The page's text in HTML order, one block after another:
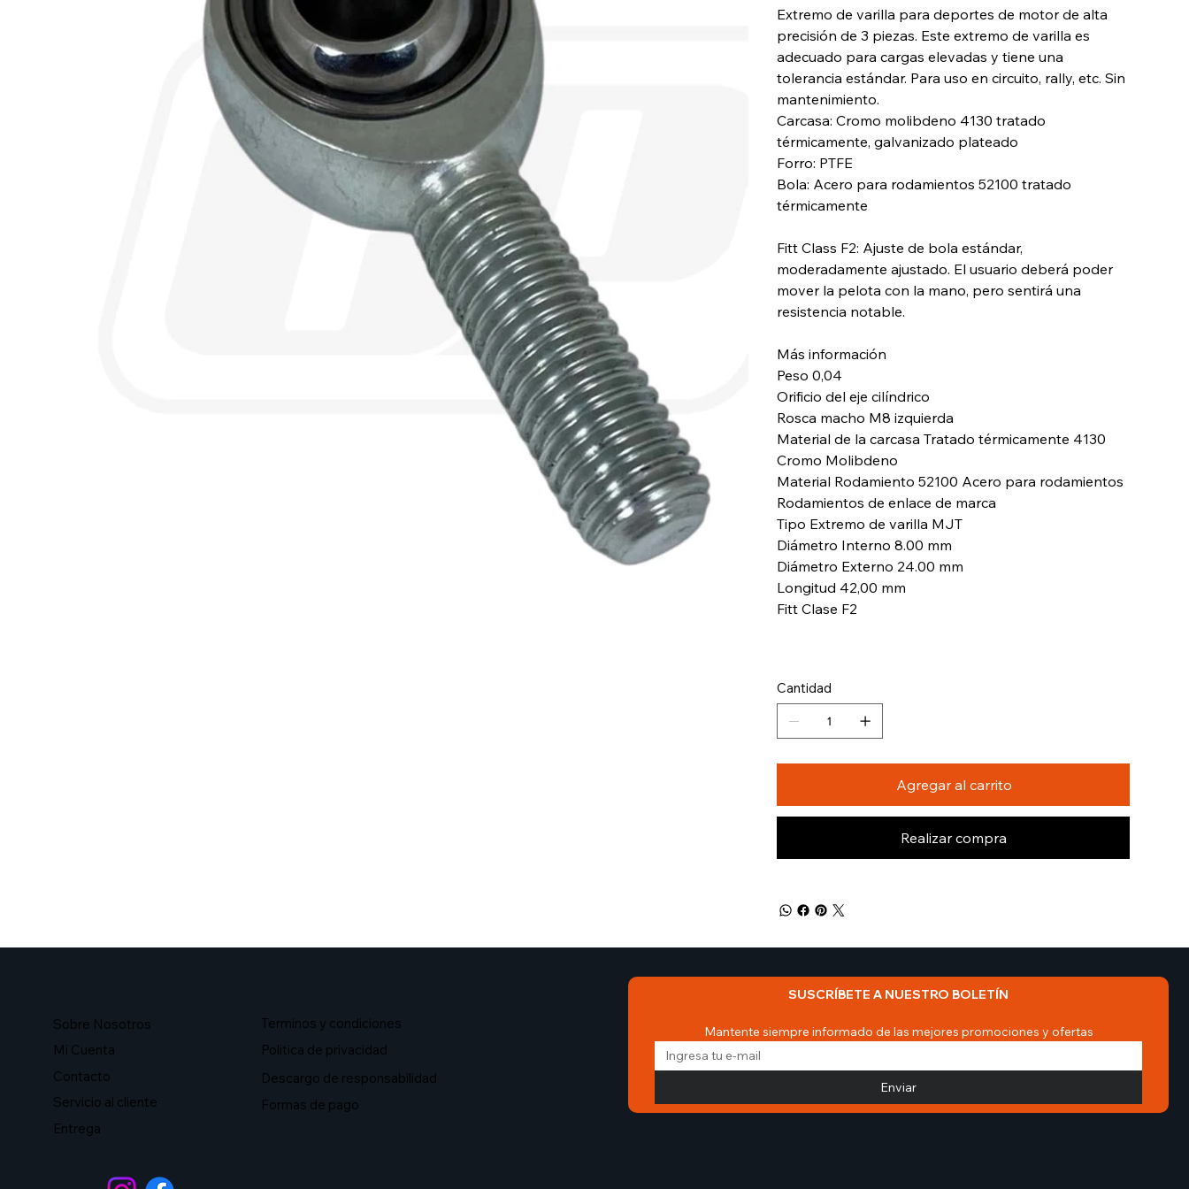
Extremo de varilla para deportes de motor de alta
precisión de 3 piezas. Este extremo de varilla es
adecuado para cargas elevadas y tiene una
tolerancia estándar. Para uso en circuito, rally, etc. Sin
mantenimiento.
Carcasa: Cromo molibdeno 4130 tratado
térmicamente, galvanizado plateado
Forro: PTFE
Bola: Acero para rodamientos 52100 tratado
térmicamente
Fitt Class F2: Ajuste de bola estándar,
moderadamente ajustado. El usuario deberá poder
mover la pelota con la mano, pero sentirá una
resistencia notable.
Más información
Peso 0,04
Orificio del eje cilíndrico
Rosca macho M8 izquierda
Material de la carcasa Tratado térmicamente 4130
Cromo Molibdeno
Material Rodamiento 52100 Acero para rodamientos
Rodamientos de enlace de marca
Tipo Extremo de varilla MJT
Diámetro Interno 8.00 mm
Diámetro Externo 24.00 mm
Longitud 42,00 mm
Fitt Clase F2
Cantidad
Agregar al carrito
Realizar compra
Sobre Nosotros​
Mi Cuenta
Contacto
Servicio al cliente
Entrega
Terminos y condiciones
Politica de privacidad
Descargo de responsabilidad
Formas de pago
SUSCRÍBETE A NUESTRO BOLETÍN
Mantente siempre informado de las mejores promociones y ofertas
Enviar